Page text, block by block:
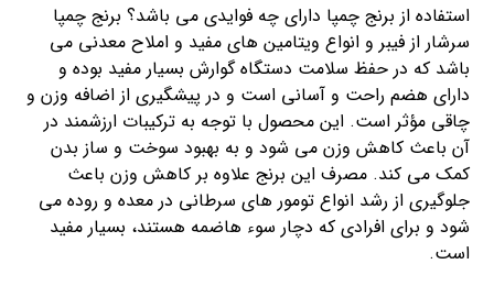
استفاده از برنج چمپا دارای چه فوایدی می باشد؟ برنج چمپا
سرشار از فیبر و انواع ویتامین های مفید و املاح معدنی می
باشد که در حفظ سلامت دستگاه گوارش بسیار مفید بوده و
دارای هضم راحت و آسانی است و در پیشگیری از اضافه وزن و
چاقی مؤثر است. این محصول با توجه به ترکیبات ارزشمند در
آن باعث کاهش وزن می شود و به بهبود سوخت و ساز بدن
کمک می کند. مصرف این برنج علاوه بر کاهش وزن باعث
جلوگیری از رشد انواع تومور های سرطانی در معده و روده می
شود و برای افرادی که دچار سوء هاضمه هستند، بسیار مفید
است.